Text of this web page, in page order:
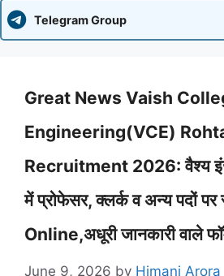
Telegram Group
Great News Vaish
Engineering(VCE)
Recruitment 2026: वैश्य
में प्रोफेसर, क्लर्क व अन्य पदों पर
Online,अधूरी जानकारी वाले
June 9, 2026 by Himani Arora